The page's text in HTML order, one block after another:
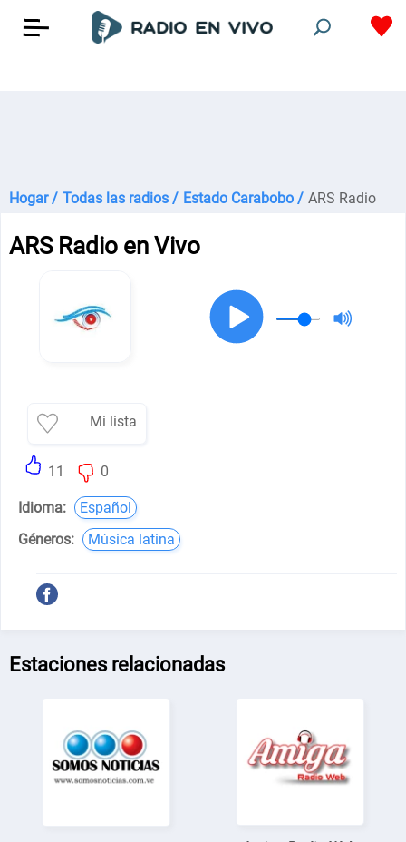
Hogar / Todas las radios / Estado Carabobo / ARS Radio
ARS Radio en Vivo
Mi lista
11 0
Idioma:
Español
Géneros:
Música latina
Estaciones relacionadas